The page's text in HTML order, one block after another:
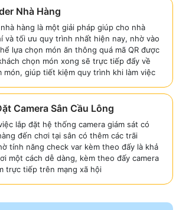
Nhà Hàng
hàng là một giải pháp giúp cho nhà
và tối ưu quy trình nhất hiện nay, nhờ vào
lựa chọn món ăn thông quá mã QR được
chọn món xong sẽ trực tiếp đẩy về
món, giúp tiết kiệm quy trình khi làm việc
Camera Sân Cầu Lông
lắp đặt hệ thống camera giám sát có
đến chơi tại sân có thêm các trãi
tính năng check var kèm theo đấy là khả
một cách dễ dàng, kèm theo đấy camera
trực tiếp trên mạng xã hội